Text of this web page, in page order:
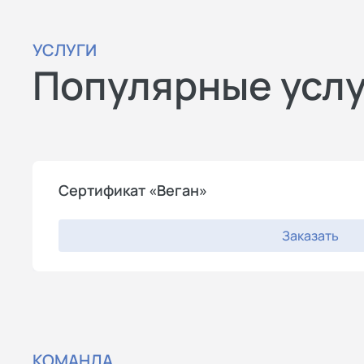
УСЛУГИ
Популярные
Сертификат «Веган»
Заказать